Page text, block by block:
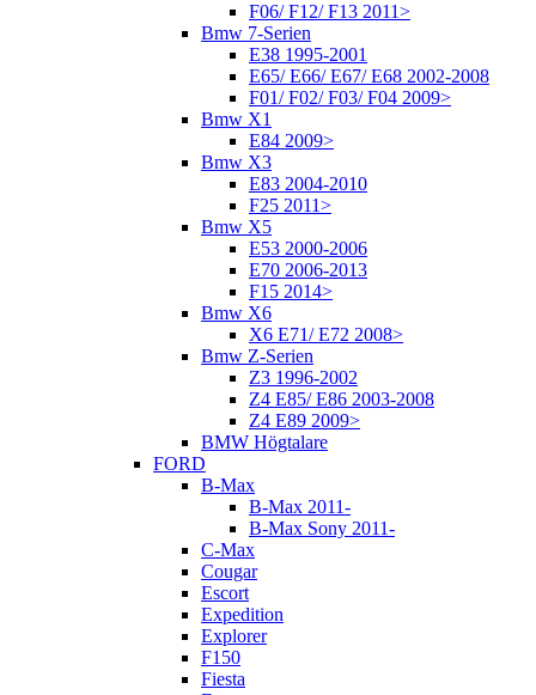
F06/ F12/ F13 2011>
Bmw 7-Serien
E38 1995-2001
E65/ E66/ E67/ E68 2002-2008
F01/ F02/ F03/ F04 2009>
Bmw X1
E84 2009>
Bmw X3
E83 2004-2010
F25 2011>
Bmw X5
E53 2000-2006
E70 2006-2013
F15 2014>
Bmw X6
X6 E71/ E72 2008>
Bmw Z-Serien
Z3 1996-2002
Z4 E85/ E86 2003-2008
Z4 E89 2009>
BMW Högtalare
FORD
B-Max
B-Max 2011-
B-Max Sony 2011-
C-Max
Cougar
Escort
Expedition
Explorer
F150
Fiesta